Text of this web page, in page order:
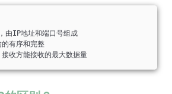
由IP地址和端口号组成
有序和完整
收方能接收的最大数据量